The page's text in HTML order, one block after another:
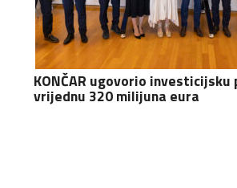
KONČAR ugovorio investicijsku
vrijednu 320 milijuna eura